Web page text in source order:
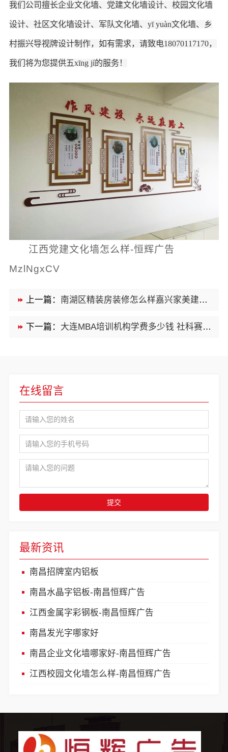
我们公司擅长企业文化墙、党建文化墙设计、校园文化墙
设计、社区文化墙设计、军队文化墙、 yī yuàn文化墙、乡
村振兴导视牌设计制作，如有需求，请致电18070117170，
我们将为您提供五xīng jí的服务！
江西党建文化墙怎么样-恒辉广告
MzlNgxCV
上一篇： 南湖区精装房装修怎么样嘉兴家美建材科技
下一篇： 大连MBA培训机构学费多少钱 社科赛斯为MBA备考量身定制
最新资讯
南昌招牌室内铝板
南昌水晶字铝板-南昌恒辉广告
江西金属字彩钢板-南昌恒辉广告
南昌发光字哪家好
南昌企业文化墙哪家好-南昌恒辉广告
江西校园文化墙怎么样-南昌恒辉广告
在线留言
提交